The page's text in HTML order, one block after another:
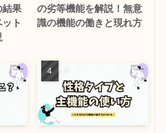
結果
ト
の劣等機能を解説！無意
識の機能の働きと現れ方